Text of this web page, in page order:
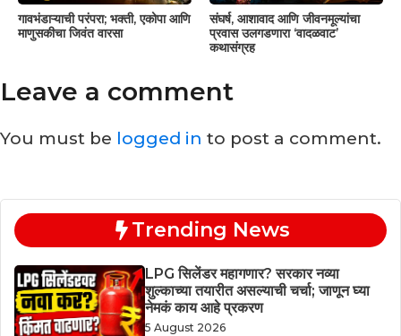
गावभंडाऱ्याची परंपरा; भक्ती, एकोपा आणि
माणुसकीचा जिवंत वारसा
संघर्ष, आशावाद आणि जीवनमूल्यांचा
प्रवास उलगडणारा ‘वादळवाट’
कथासंग्रह
Leave a comment
You must be logged in to post a comment.
Trending News
LPG सिलेंडर महागणार? सरकार नव्या
शुल्काच्या तयारीत असल्याची चर्चा; जाणून घ्या
नेमकं काय आहे प्रकरण
5 August 2026